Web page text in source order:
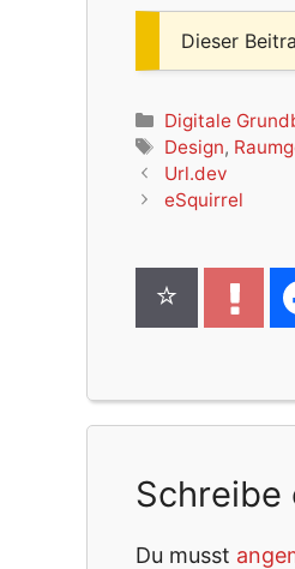
Dieser
Kategorien
Digitale
Schlagwörter
Design,
Url.dev
eSquirrel
Schreibe
Du musst